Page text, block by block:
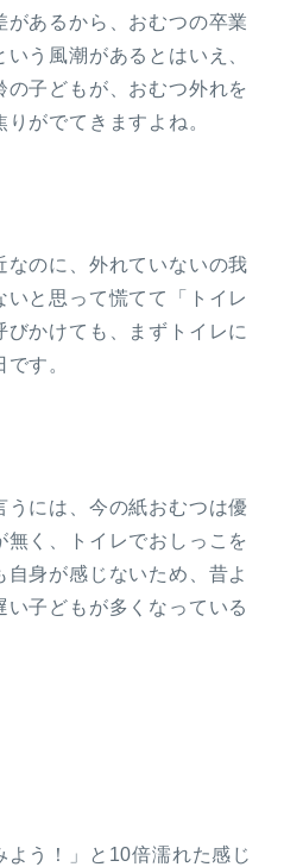
があるから、おむつの卒業
う風潮があるとはいえ、
子どもが、おむつ外れを
がでてきますよね。
のに、外れていないの我
と思って慌てて「トイレ
かけても、まずトイレに
す。
には、今の紙おむつは優
く、トイレでおしっこを
身が感じないため、昔よ
い子どもが多くなっている
よう！」と10倍濡れた感じ